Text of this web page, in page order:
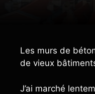
Les murs de
de vieux
J’ai marché